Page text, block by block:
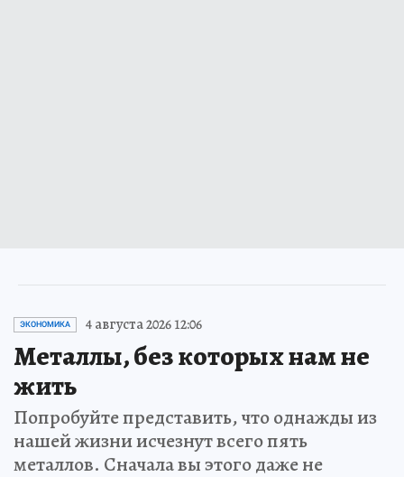
ЭКОНОМИКА 4 августа 2026 12:06
Металлы, без которых нам не
жить
Попробуйте представить, что однажды из
нашей жизни исчезнут всего пять
металлов. Сначала вы этого даже не